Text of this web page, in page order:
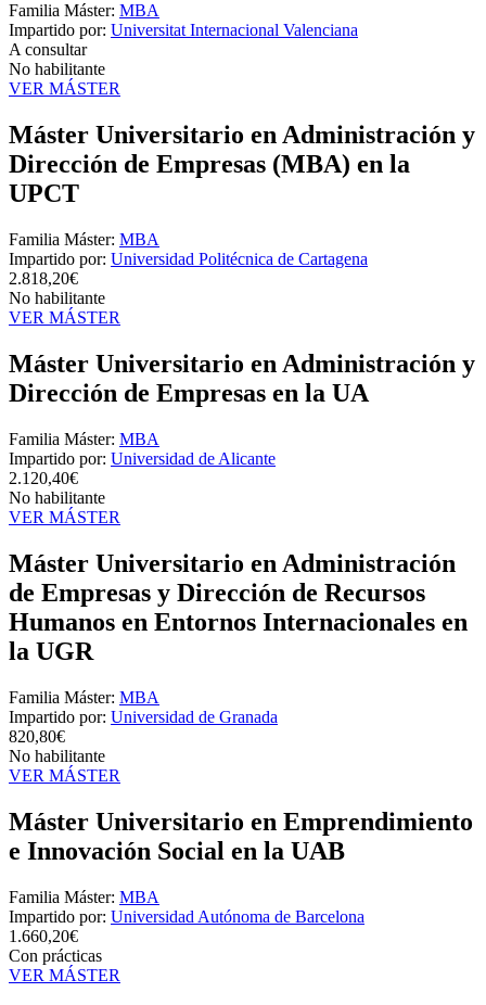
Familia Máster: MBA
Impartido por: Universitat Internacional Valenciana
A consultar
No habilitante
VER MÁSTER
Máster Universitario en Administración y
Dirección de Empresas (MBA) en la
UPCT
Familia Máster: MBA
Impartido por: Universidad Politécnica de Cartagena
2.818,20€
No habilitante
VER MÁSTER
Máster Universitario en Administración y
Dirección de Empresas en la UA
Familia Máster: MBA
Impartido por: Universidad de Alicante
2.120,40€
No habilitante
VER MÁSTER
Máster Universitario en Administración
de Empresas y Dirección de Recursos
Humanos en Entornos Internacionales en
la UGR
Familia Máster: MBA
Impartido por: Universidad de Granada
820,80€
No habilitante
VER MÁSTER
Máster Universitario en Emprendimiento
e Innovación Social en la UAB
Familia Máster: MBA
Impartido por: Universidad Autónoma de Barcelona
1.660,20€
Con prácticas
VER MÁSTER